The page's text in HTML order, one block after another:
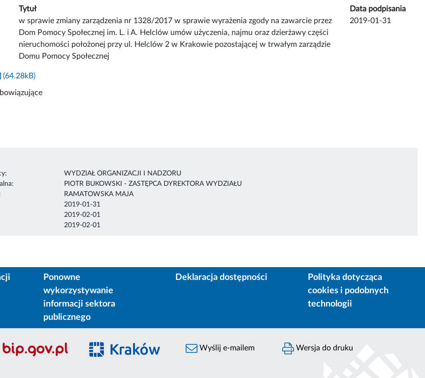
Tytuł
Data podpisania
w sprawie zmiany zarządzenia nr 1328/2017 w sprawie wyrażenia zgody na zawarcie przez
Dom Pomocy Społecznej im. L. i A. Helclów umów użyczenia, najmu oraz dzierżawy części
nieruchomości położonej przy ul. Helclów 2 w Krakowie pozostającej w trwałym zarządzie
Domu Pomocy Społecznej
2019-01-31
(64.28kB)
WYDZIAŁ ORGANIZACJI I NADZORU
PIOTR BUKOWSKI - ZASTĘPCA DYREKTORA WYDZIAŁU
RAMATOWSKA MAJA
2019-01-31
2019-02-01
2019-02-01
Ponowne
wykorzystywanie
informacji sektora
publicznego
Deklaracja dostępności
Polityka dotycząca
cookies i podobnych
technologii
Wyślij e-mailem Wersja do druku